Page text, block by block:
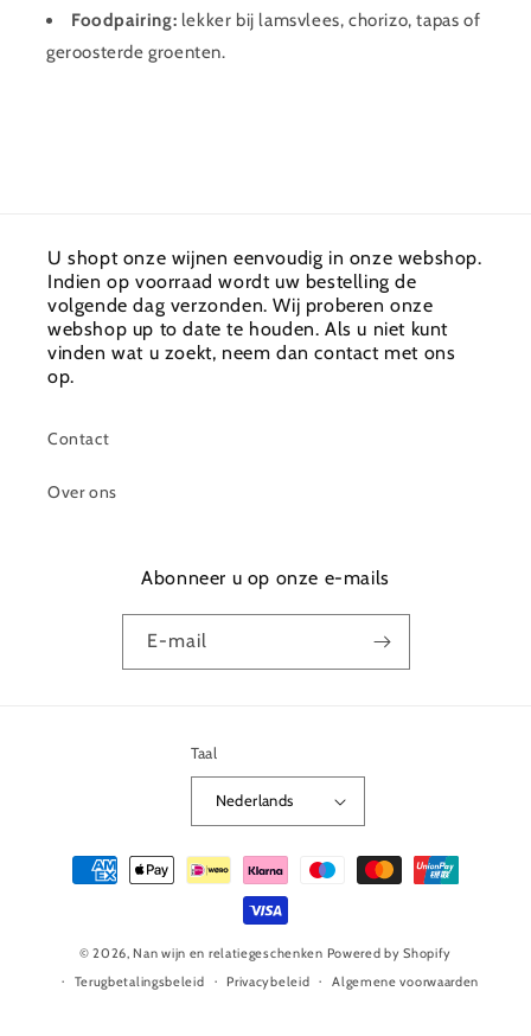
Foodpairing: lekker bij lamsvlees, chorizo, tapas of
geroosterde groenten.
U shopt onze wijnen eenvoudig in onze webshop.
Indien op voorraad wordt uw bestelling de
volgende dag verzonden. Wij proberen onze
webshop up to date te houden. Als u niet kunt
vinden wat u zoekt, neem dan contact met ons
op.
Contact
Over ons
Abonneer u op onze e-mails
E‑mail
Taal
Nederlands
Betaalmethoden
© 2026, Nan wijn en relatiegeschenken Powered by Shopify
Terugbetalingsbeleid
Privacybeleid Algemene voorwaarden